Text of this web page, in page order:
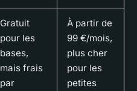
Gratuit
pour les
bases,
mais frais
par
À partir de
99 €/mois,
plus cher
pour les
petites